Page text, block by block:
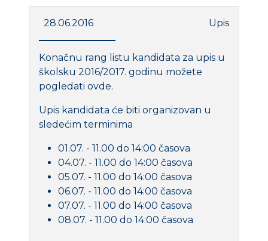
28.06.2016 Upis
Konačnu rang listu kandidata za upis u
školsku 2016/2017. godinu možete
pogledati ovde.
Upis kandidata će biti organizovan u
sledećim terminima
01.07. - 11.00 do 14:00 časova
04.07. - 11.00 do 14:00 časova
05.07. - 11.00 do 14:00 časova
06.07. - 11.00 do 14:00 časova
07.07. - 11.00 do 14:00 časova
08.07. - 11.00 do 14:00 časova